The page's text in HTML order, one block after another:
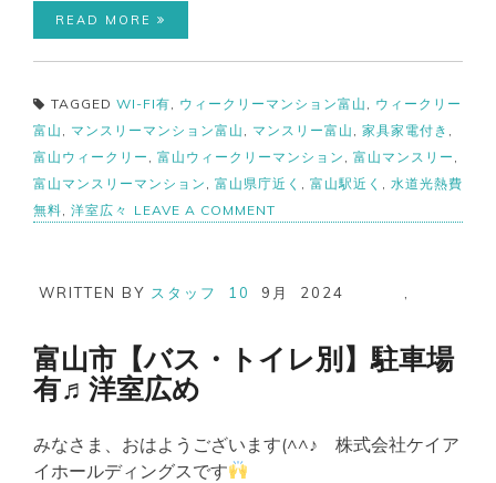
READ MORE
TAGGED WI-FI有 ウィークリーマンション富山
ウィークリー
富山
マンスリーマンション富山 マンスリー富山 家具家電付き
富山ウィークリー
富山ウィークリーマンション 富山マンスリー
富山マンスリーマンション
富山県庁近く 富山駅近く
水道光熱費
無料 洋室広々 LEAVE A COMMENT
富
く
ュ
WRITTEN BY スタッフ 10 9月 2024
富山市【バス・トイレ別】駐車場
有♬洋室広め
みなさま、おはようございます(^^♪ 株式会社ケイア
イホールディングスです